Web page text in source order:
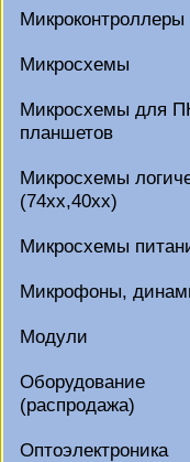
Микроконтроллеры
Микросхемы
Микросхемы для
планшетов
Микросхемы
(74xx,40xx)
Микросхемы
Микрофоны,
Модули
Оборудование
(распродажа)
Оптоэлектроника